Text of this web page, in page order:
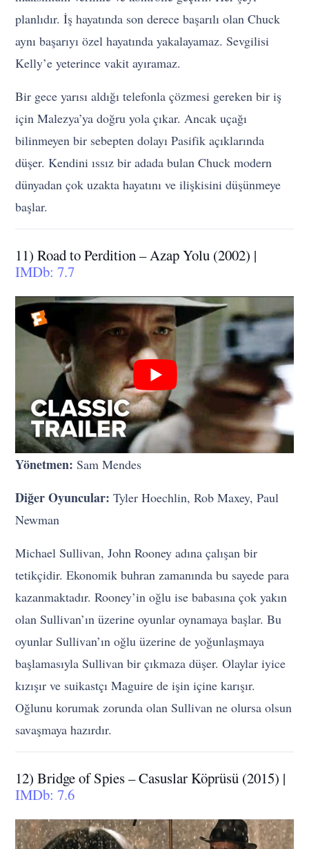
planlıdır. İş hayatında son derece başarılı olan Chuck
aynı başarıyı özel hayatında yakalayamaz. Sevgilisi
Kelly’e yeterince vakit ayıramaz.
Bir gece yarısı aldığı telefonla çözmesi gereken bir iş
için Malezya’ya doğru yola çıkar. Ancak uçağı
bilinmeyen bir sebepten dolayı Pasifik açıklarında
düşer. Kendini ıssız bir adada bulan Chuck modern
dünyadan çok uzakta hayatını ve ilişkisini düşünmeye
başlar.
11) Road to Perdition – Azap Yolu (2002) |
IMDb: 7.7
Yönetmen: Sam Mendes
Diğer Oyuncular: Tyler Hoechlin, Rob Maxey, Paul
Newman
Michael Sullivan, John Rooney adına çalışan bir
tetikçidir. Ekonomik buhran zamanında bu sayede para
kazanmaktadır. Rooney’in oğlu ise babasına çok yakın
olan Sullivan’ın üzerine oyunlar oynamaya başlar. Bu
oyunlar Sullivan’ın oğlu üzerine de yoğunlaşmaya
başlamasıyla Sullivan bir çıkmaza düşer. Olaylar iyice
kızışır ve suikastçı Maguire de işin içine karışır.
Oğlunu korumak zorunda olan Sullivan ne olursa olsun
savaşmaya hazırdır.
12) Bridge of Spies – Casuslar Köprüsü (2015) |
IMDb: 7.6